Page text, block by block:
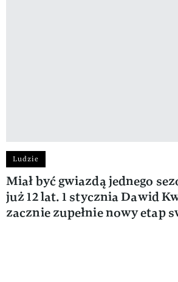
Ludzie
Miał być gwiazdą jednego
już 12 lat. 1 stycznia Dawid
zacznie zupełnie nowy etap